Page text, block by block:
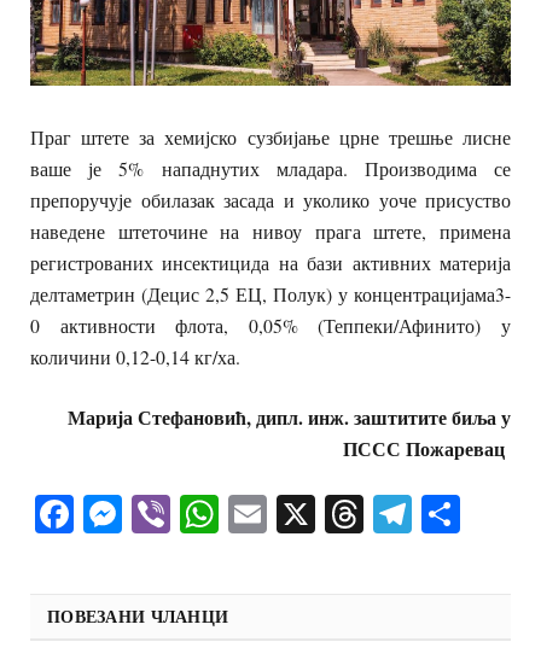
Праг штете за хемијско сузбијање црне трешње лисне
ваше је 5% нападнутих младара. Производима се
препоручује обилазак засада и уколико уоче присуство
наведене штеточине на нивоу прага штете, примена
регистрованих инсектицида на бази активних материја
делтаметрин (Децис 2,5 ЕЦ, Полук) у концентрацијама3-
0 активности флота, 0,05% (Теппеки/Афинито) у
количини 0,12-0,14 кг/ха.
Марија Стефановић, дипл. инж. заштитите биља у
ПССС Пожаревац
Facebook
Messenger
ViberWhatsApp
Email
X Threads
ПОВЕЗАНИ ЧЛАНЦИ